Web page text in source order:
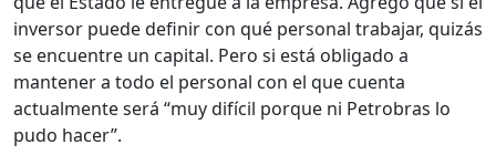
inversor puede definir con qué personal trabajar, quizás
se encuentre un capital. Pero si está obligado a
mantener a todo el personal con el que cuenta
actualmente será “muy difícil porque ni Petrobras lo
pudo hacer”.